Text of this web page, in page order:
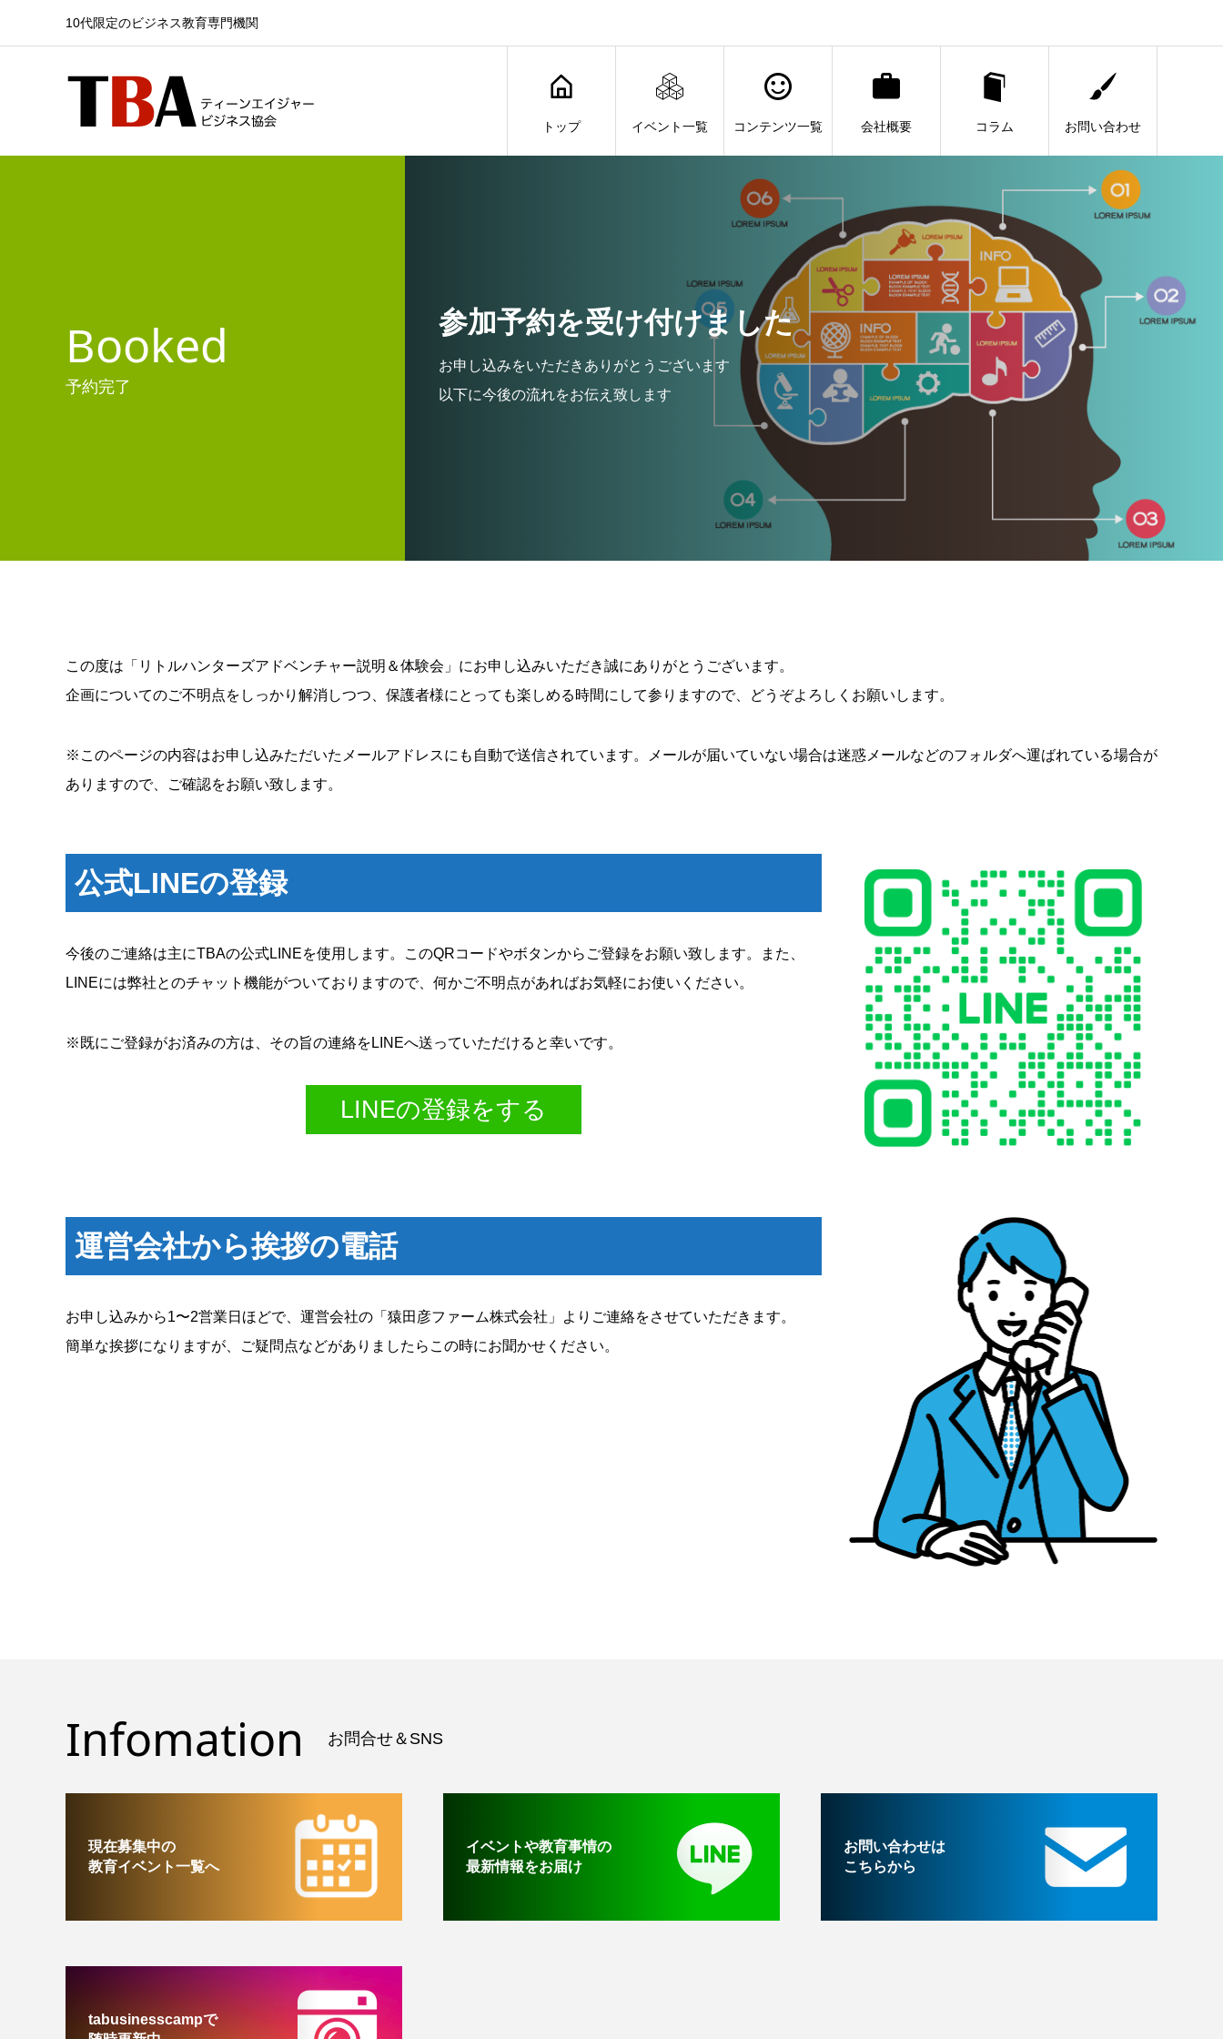
10代限定のビジネス教育専門機関
トップ イベント一覧 コンテンツ一覧 会社概要 コラム お問い合わせ
Booked
予約完了
参加予約を受け付けました
お申し込みをいただきありがとうございます
以下に今後の流れをお伝え致します
この度は「リトルハンターズアドベンチャー説明＆体験会」にお申し込みいただき誠にありがとうございます。
企画についてのご不明点をしっかり解消しつつ、保護者様にとっても楽しめる時間にして参りますので、どうぞよろしくお願いします。
※このページの内容はお申し込みただいたメールアドレスにも自動で送信されています。メールが届いていない場合は迷惑メールなどのフォルダへ運ばれている場合が
ありますので、ご確認をお願い致します。
公式LINEの登録
今後のご連絡は主にTBAの公式LINEを使用します。このQRコードやボタンからご登録をお願い致します。また、
LINEには弊社とのチャット機能がついておりますので、何かご不明点があればお気軽にお使いください。
※既にご登録がお済みの方は、その旨の連絡をLINEへ送っていただけると幸いです。
LINEの登録をする
運営会社から挨拶の電話
お申し込みから1〜2営業日ほどで、運営会社の「猿田彦ファーム株式会社」よりご連絡をさせていただきます。
簡単な挨拶になりますが、ご疑問点などがありましたらこの時にお聞かせください。
Infomation お問合せ＆SNS
現在募集中の
教育イベント一覧へ
イベントや教育事情の
最新情報をお届け
お問い合わせは
こちらから
tabusinesscampで